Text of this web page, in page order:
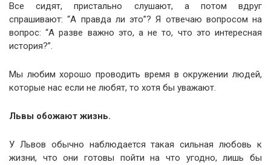
Все сидят, пристально слушают, а потом вдруг
спрашивают: “А правда ли это”? Я отвечаю вопросом на
вопрос: “А разве важно это, а не то, что это интересная
история?”.
Мы любим хорошо проводить время в окружении людей,
которые нас если не любят, то хотя бы уважают.
Львы обожают жизнь.
У Львов обычно наблюдается такая сильная любовь к
жизни, что они готовы пойти на что угодно, лишь бы